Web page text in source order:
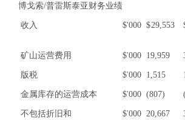
博戈索/普雷斯泰亚财务业绩
收入 $'000 $29,553
矿山运营费用 $'000 19,959
版税 $'000 1,515
金属库存的运营成本 $'000 (807)
不包括折旧和
$'000 20,667